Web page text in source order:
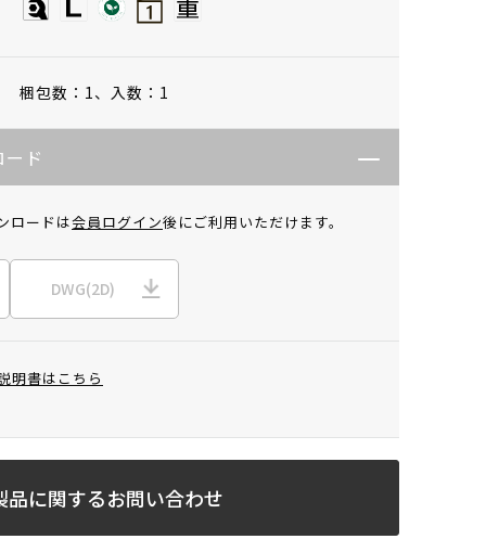
梱包数：1、 入数：1
ド
ロードは会員ログイン後にご利用いただけます。
DWG(2D)
明書はこちら
品に関するお問い合わせ